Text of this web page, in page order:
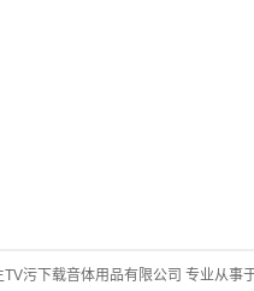
污下载音体用品有限公司 专业从事